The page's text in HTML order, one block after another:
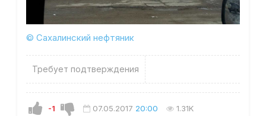
© Сахалинский нефтяник
Требует подтверждения
-1 07.05.2017 20:00 1.31K